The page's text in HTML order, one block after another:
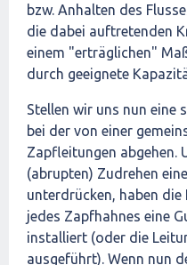
bzw. Anhalten des
die dabei auftretenden
einem "erträglichen"
durch geeignete
Stellen wir uns nun eine
bei der von einer
Zapfleitungen abgehen.
(abrupten) Zudrehen
unterdrücken, haben
jedes Zapfhahnes eine
installiert (oder die
ausgeführt). Wenn nun